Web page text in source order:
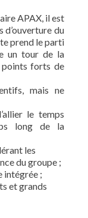
APAX, il est
d’ouverture du
prend le parti
un tour de la
forts de
mais ne
le temps
long de la
les
du groupe ;
intégrée ;
et grands